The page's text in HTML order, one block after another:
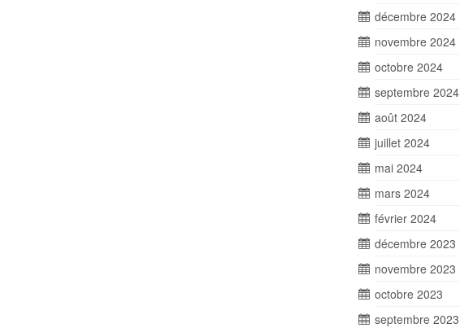
décembre 2024
novembre 2024
octobre 2024
septembre 2024
août 2024
juillet 2024
mai 2024
mars 2024
février 2024
décembre 2023
novembre 2023
octobre 2023
septembre 2023